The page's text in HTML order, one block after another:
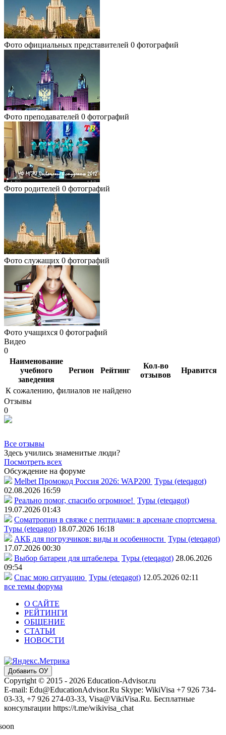
Фото официальных представителей 0 фотографий
Фото преподавателей 0 фотографий
Фото родителей 0 фотографий
Фото служащих 0 фотографий
Фото учащихся 0 фотографий
Видео
0
Наименование
учебного
заведения
Регион Рейтинг
Кол-во
отзывов
Нравится
К сожалению, филиалов не найдено
Отзывы
0
Все отзывы
Здесь учились знаменитые люди?
Посмотреть всех
Обсуждение на форуме
Melbet Промокод Россия 2026: WAP200 Туры (eteqagot)
02.08.2026 16:59
Реально помог, спасибо огромное! Туры (eteqagot)
19.07.2026 01:43
Соматропин в связке с пептидами: в арсенале спортсмена
Туры (eteqagot) 18.07.2026 16:18
АКБ для погрузчиков: виды и особенности Туры (eteqagot)
17.07.2026 00:30
Выбор батареи для штабелера Туры (eteqagot) 28.06.2026
09:54
Спас мою ситуацию Туры (eteqagot) 12.05.2026 02:11
все темы форума
О САЙТЕ
РЕЙТИНГИ
ОБЩЕНИЕ
СТАТЬИ
НОВОСТИ
Добавить ОУ
Copyright © 2015 - 2026 Education-Advisor.ru
E-mail: Edu@EducationAdvisor.Ru Skype: WikiVisa +7 926 734-
03-33, +7 926 274-03-33, Visa@VikiVisa.Ru. Бесплатные
консультации https://t.me/wikivisa_chat